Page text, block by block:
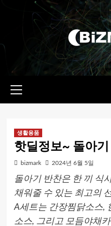
메뉴
생활용품
핫딜정보~ 돌아
bizmark 2024년 6월 5일
돌아기 반찬은 한 끼 식
채워줄 수 있는 최고의
A세트는 간장찜닭소스,
소스, 그리고 모듬야채